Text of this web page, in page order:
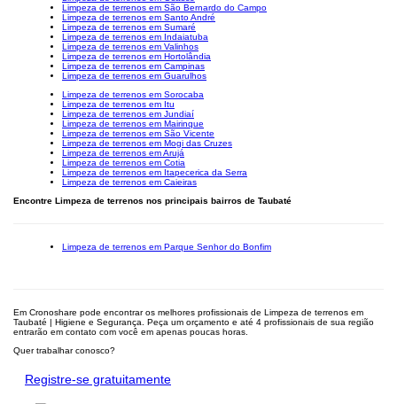
Limpeza de terrenos em São Bernardo do Campo
Limpeza de terrenos em Santo André
Limpeza de terrenos em Sumaré
Limpeza de terrenos em Indaiatuba
Limpeza de terrenos em Valinhos
Limpeza de terrenos em Hortolândia
Limpeza de terrenos em Campinas
Limpeza de terrenos em Guarulhos
Limpeza de terrenos em Sorocaba
Limpeza de terrenos em Itu
Limpeza de terrenos em Jundiaí
Limpeza de terrenos em Mairinque
Limpeza de terrenos em São Vicente
Limpeza de terrenos em Mogi das Cruzes
Limpeza de terrenos em Arujá
Limpeza de terrenos em Cotia
Limpeza de terrenos em Itapecerica da Serra
Limpeza de terrenos em Caieiras
Encontre Limpeza de terrenos nos principais bairros de Taubaté
Limpeza de terrenos em Parque Senhor do Bonfim
Em Cronoshare pode encontrar os melhores profissionais de Limpeza de terrenos em
Taubaté | Higiene e Segurança. Peça um orçamento e até 4 profissionais de sua região
entrarão em contato com você em apenas poucas horas.
Quer trabalhar conosco?
Registre-se gratuitamente